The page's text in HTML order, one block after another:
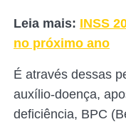
Leia mais: INSS
no próximo ano
É através dessas
auxílio-doença,
deficiência, BPC